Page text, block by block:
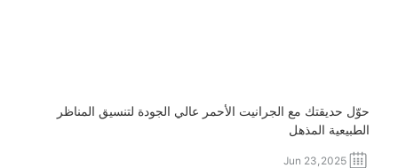
حوّل حديقتك مع الجرانيت الأحمر عالي الجودة لتنسيق المناظر
الطبيعية المذهل
Jun 23,2025